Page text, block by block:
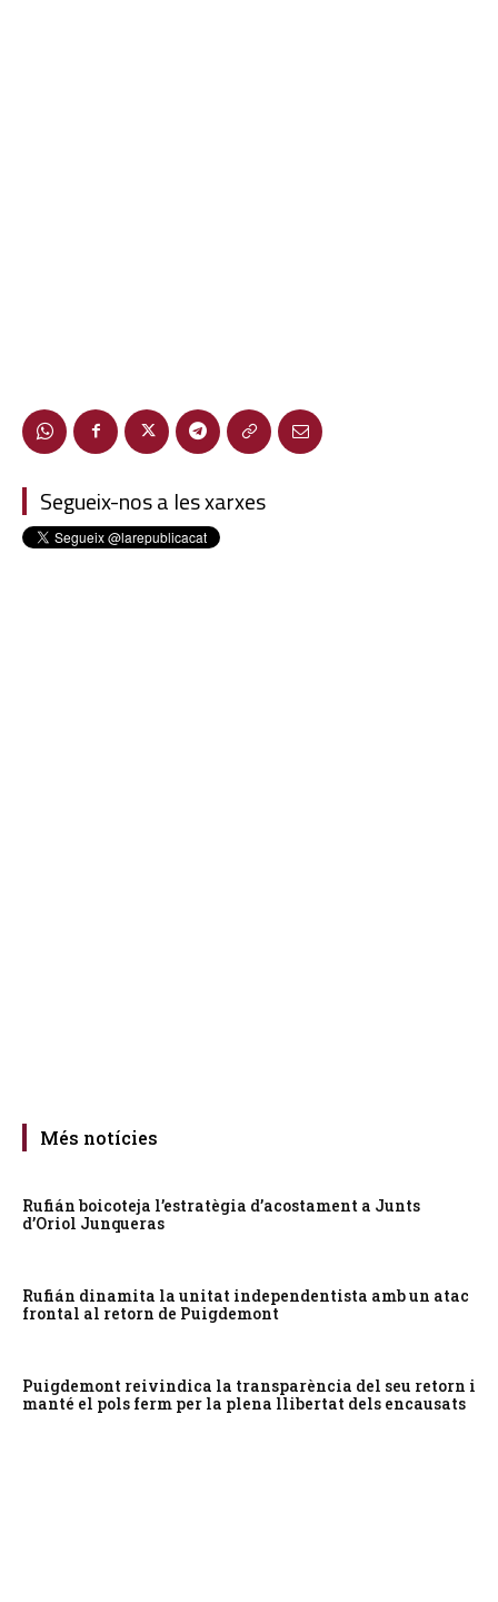
Segueix-nos a les xarxes
Més notícies
Rufián boicoteja l’estratègia d’acostament a Junts
d’Oriol Junqueras
Rufián dinamita la unitat independentista amb un atac
frontal al retorn de Puigdemont
Puigdemont reivindica la transparència del seu retorn i
manté el pols ferm per la plena llibertat dels encausats